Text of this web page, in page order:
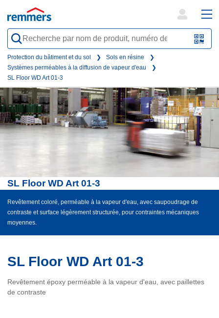
QR-
search
form
Protection du bâtiment et du sol
Sols en résine
Systèmes perméables à la diffusion de vapeur d'eau
SL Floor WD Art 01-3
SL Floor WD Art 01-3
Revêtement coloré, perméable à la vapeur d'eau, avec saupoudrage de
contraste et surface légèrement structurée, pour contraintes mécaniques
moyennes.
SL Floor WD Art 01-3
Revêtement époxy perméable à la vapeur d'eau, avec paillettes
de contraste